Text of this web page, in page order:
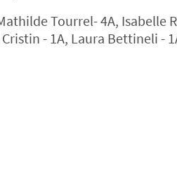
Tourrel- 4A, Isabelle
- 1A, Laura Bettineli -